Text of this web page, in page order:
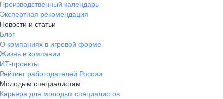
Производственный календарь
Экспертная рекомендация
Новости и статьи
Блог
О компаниях в игровой форме
Жизнь в компании
ИТ-проекты
Рейтинг работодателей России
Молодым специалистам
Карьера для молодых специалистов